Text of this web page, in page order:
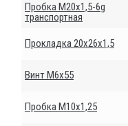
Пробка М20х1,5-6g
транспортная
Прокладка 20х26х1,5
Винт М6х55
Пробка М10х1,25